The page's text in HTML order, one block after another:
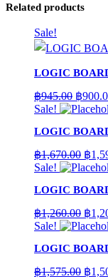
Related products
Sale!
LOGIC
฿945.00
price
฿
฿
Sale!
LOGIC
฿1,670.00
price
฿
฿
Sale!
LOGIC
฿1,260.00
price
฿
฿
Sale!
LOGIC
฿1,575.00 ฿